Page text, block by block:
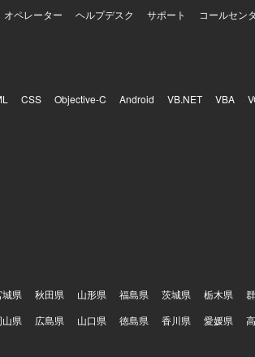
オペレーター ヘルプデスク サポート コールセン
CSS Objective-C Android VB.NET VBA
県 秋田県 山形県 福島県 茨城県 栃木県
山県 広島県 山口県 徳島県 香川県 愛媛県